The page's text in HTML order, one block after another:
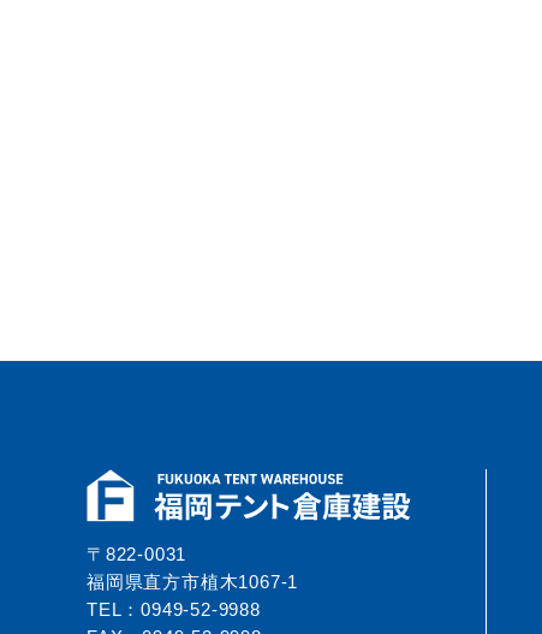
〒822-0031
福岡県直方市植木1067-1
TEL：0949-52-9988